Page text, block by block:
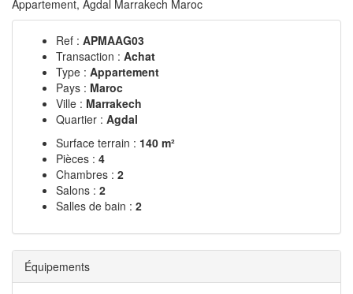
Appartement, Agdal Marrakech Maroc
Ref : APMAAG03
Transaction : Achat
Type : Appartement
Pays : Maroc
Ville : Marrakech
Quartier : Agdal
Surface terrain : 140 m²
Pièces : 4
Chambres : 2
Salons : 2
Salles de bain : 2
Équipements